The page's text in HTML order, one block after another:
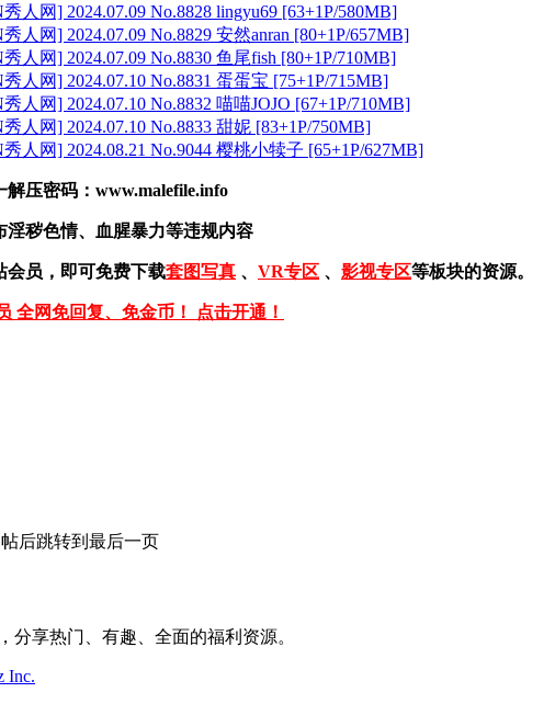
人网] 2024.07.09 No.8828 lingyu69 [63+1P/580MB]
人网] 2024.07.09 No.8829 安然anran [80+1P/657MB]
人网] 2024.07.09 No.8830 鱼尾fish [80+1P/710MB]
人网] 2024.07.10 No.8831 蛋蛋宝 [75+1P/715MB]
人网] 2024.07.10 No.8832 喵喵JOJO [67+1P/710MB]
人网] 2024.07.10 No.8833 甜妮 [83+1P/750MB]
人网] 2024.08.21 No.9044 樱桃小犊子 [65+1P/627MB]
解压密码：www.malefile.info
淫秽色情、血腥暴力等违规内容
会员，即可免费下载套图写真 、 VR专区 、 影视专区等板块的资源。
全网免回复、免金币！ 点击开通！
帖后跳转到最后一页
享热门、有趣、全面的福利资源。
Inc.